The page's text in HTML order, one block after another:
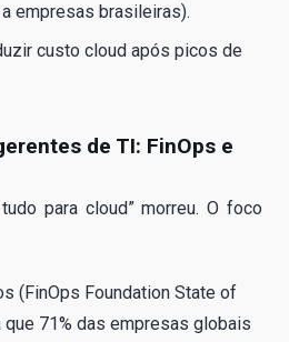
empresas brasileiras).
custo cloud após picos de
de TI: FinOps e
para cloud” morreu. O foco
(FinOps Foundation State of
que 71% das empresas globais